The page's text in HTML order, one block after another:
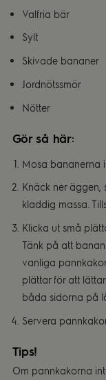
Valfria bär
Sylt
Skivade bananer
Jordnötssmör
Nötter
Gör så här:
Mosa bananerna
Knäck ner äggen,
kladdig massa.
Klicka ut små
Tänk på att
vanliga
plättar för att
båda sidorna på
Servera
Tips!
Om pannkakorna